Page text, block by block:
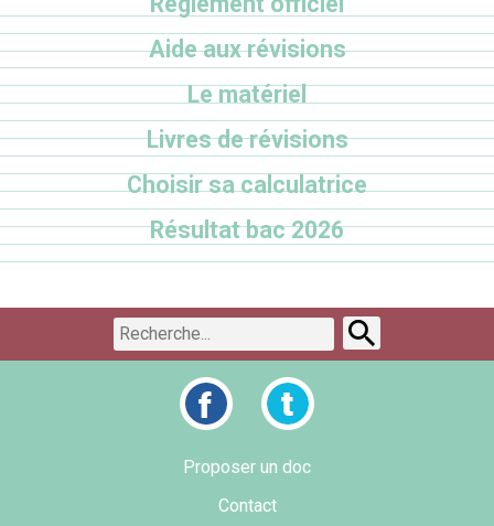
Aide aux révisions
Le matériel
Livres de révisions
Choisir sa calculatrice
Résultat bac 2026
Proposer un doc
Contact